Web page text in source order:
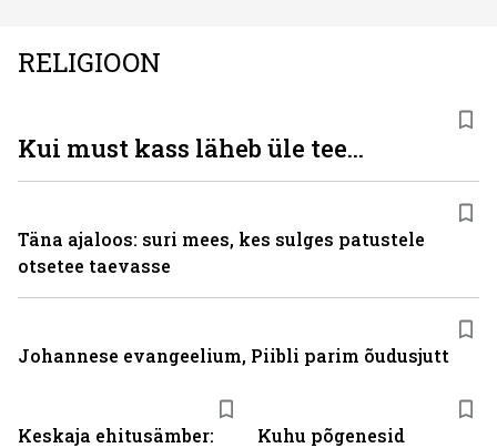
RELIGIOON
Keskaja ehitusämber:
Kuhu põgenesid
Kui must kass läheb üle tee...
Täna ajaloos: suri mees, kes sulges patustele
otsetee taevasse
Johannese evangeelium, Piibli parim õudusjutt